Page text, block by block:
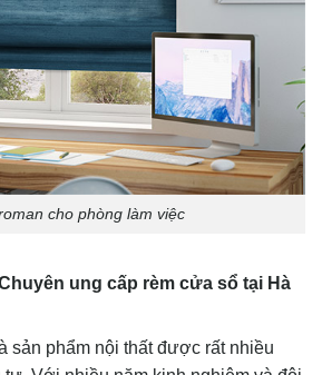
cho phòng làm việc
ung cấp rèm cửa sổ tại Hà
sản phẩm nội thất được rất nhiều